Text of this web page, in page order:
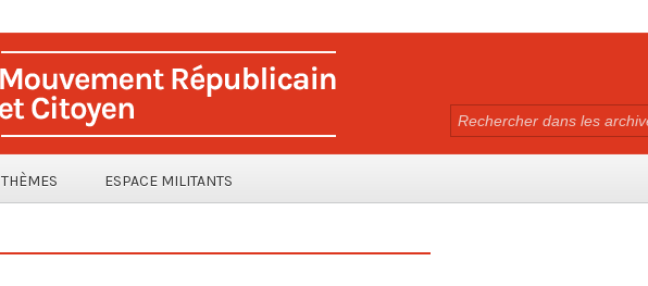
THÈMES ESPACE MILITANTS